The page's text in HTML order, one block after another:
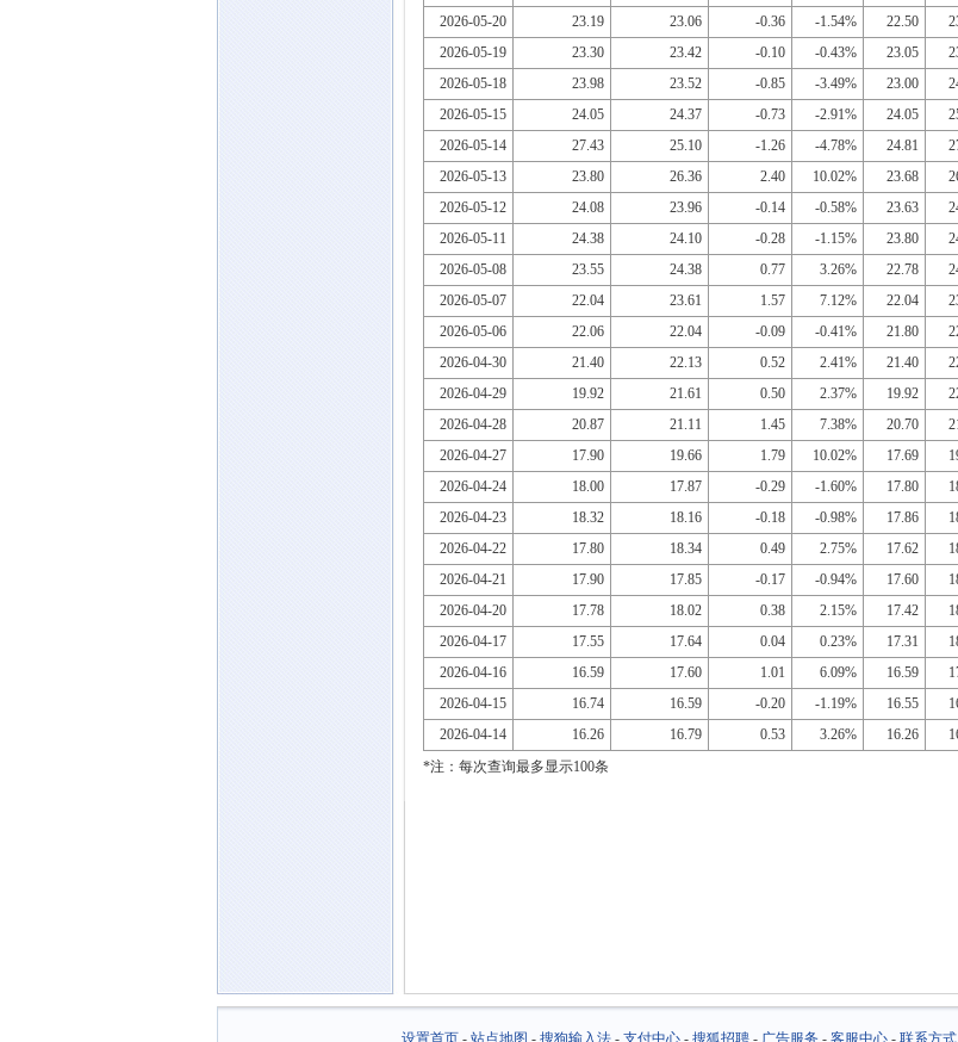
2026-05-20
23.19 23.06 -0.36 -1.54% 22.50
2026-05-19
23.30 23.42 -0.10 -0.43% 23.05
2026-05-18
23.98 23.52 -0.85 -3.49% 23.00
2026-05-15
24.05 24.37 -0.73 -2.91% 24.05
2026-05-14
27.43 25.10 -1.26 -4.78% 24.81
2026-05-13
23.80 26.36 2.40 10.02% 23.68
2026-05-12
24.08 23.96 -0.14 -0.58% 23.63
2026-05-11
24.38 24.10 -0.28 -1.15% 23.80
2026-05-08
23.55 24.38 0.77 3.26% 22.78
2026-05-07
22.04 23.61 1.57 7.12% 22.04
2026-05-06
22.06 22.04 -0.09 -0.41% 21.80
2026-04-30
21.40 22.13 0.52 2.41% 21.40
2026-04-29
19.92 21.61 0.50 2.37% 19.92
2026-04-28
20.87 21.11 1.45 7.38% 20.70
2026-04-27
17.90 19.66 1.79 10.02% 17.69
2026-04-24
18.00 17.87 -0.29 -1.60% 17.80
2026-04-23
18.32 18.16 -0.18 -0.98% 17.86
2026-04-22
17.80 18.34 0.49 2.75% 17.62
2026-04-21
17.90 17.85 -0.17 -0.94% 17.60
2026-04-20
17.78 18.02 0.38 2.15% 17.42
2026-04-17
17.55 17.64 0.04 0.23% 17.31
2026-04-16
16.59 17.60 1.01 6.09% 16.59
2026-04-15
16.74 16.59 -0.20 -1.19% 16.55
2026-04-14
16.26 16.79 0.53 3.26% 16.26
*注：每次查询最多显示100条
设置首页- 站点地图 - 搜狗输入法- 支付中心- 搜狐招聘- 广告服务- 客服中心- 联系方式